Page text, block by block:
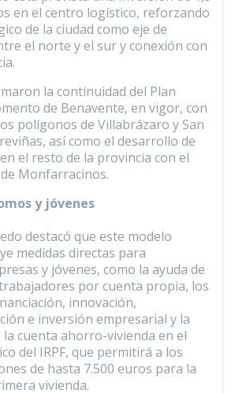
en el centro logístico, reforzando
de la ciudad como eje de
el norte y el sur y conexión con
la continuidad del Plan
de Benavente, en vigor, con
polígonos de Villabrázaro y San
así como el desarrollo de
el resto de la provincia con el
Monfarracinos.
y jóvenes
destacó que este modelo
medidas directas para
y jóvenes, como la ayuda de
por cuenta propia, los
innovación,
e inversión empresarial y la
cuenta ahorro-vivienda en el
del IRPF, que permitirá a los
de hasta 7.500 euros para la
vivienda.